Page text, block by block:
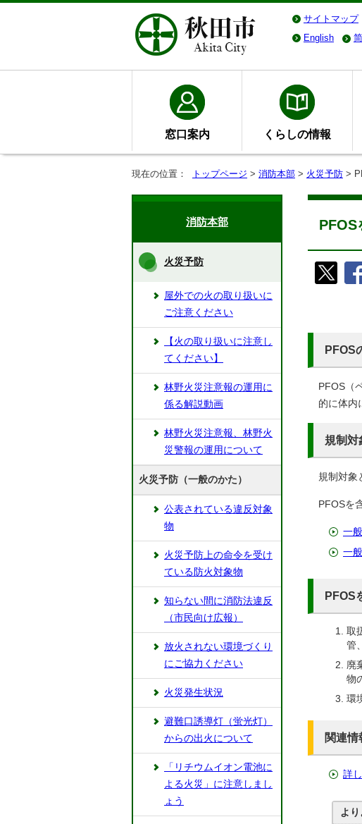
サイトマップ
English
窓口案内 くらしの情報
現在の位置： トップページ > 消防本部 > 火災予防 >
PFOS
PFOS
PFOS（
的に体内
規制対
規制対象
PFOSを
一
一
PFOS
取
管
廃
物
環
関連情
詳
よ
消防本部
火災予防
屋外での火の取り扱いに
ご注意ください
【火の取り扱いに注意し
てください】
林野火災注意報の運用に
係る解説動画
林野火災注意報、林野火
災警報の運用について
火災予防（一般のかた）
公表されている違反対象
物
火災予防上の命令を受け
ている防火対象物
知らない間に消防法違反
（市民向け広報）
放火されない環境づくり
にご協力ください
火災発生状況
避難口誘導灯（蛍光灯）
からの出火について
「リチウムイオン電池に
よる火災」に注意しまし
ょう